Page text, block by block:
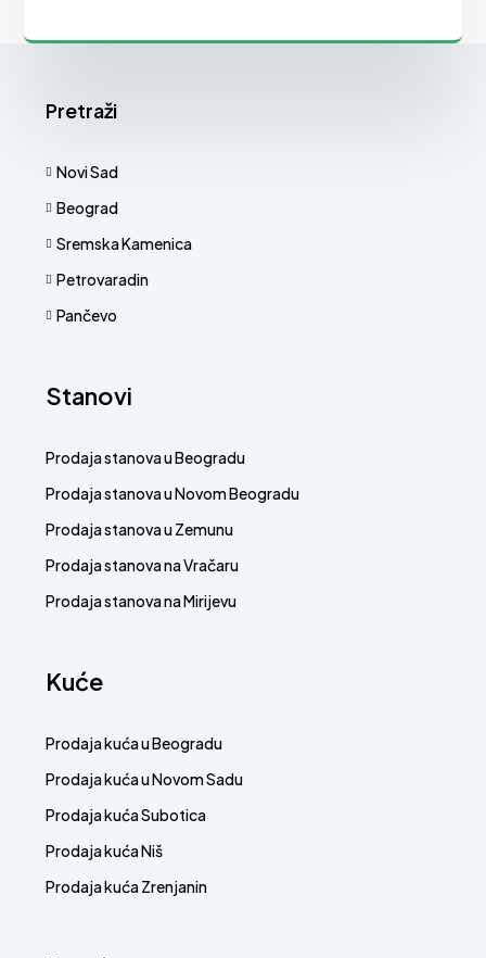
Pretraži
Novi Sad
Beograd
Sremska Kamenica
Petrovaradin
Pančevo
Stanovi
Prodaja stanova u Beogradu
Prodaja stanova u Novom Beogradu
Prodaja stanova u Zemunu
Prodaja stanova na Vračaru
Prodaja stanova na Mirijevu
Kuće
Prodaja kuća u Beogradu
Prodaja kuća u Novom Sadu
Prodaja kuća Subotica
Prodaja kuća Niš
Prodaja kuća Zrenjanin